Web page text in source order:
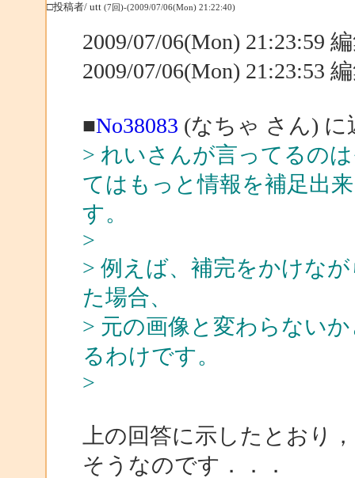
□投稿者/ utt (7回)-(2009/07/06(Mon) 21:22:40)
2009/07/06(Mon) 21:23:59
2009/07/06(Mon) 21:23:53
■No38083 (なちゃ さん) に
> れいさんが言ってるの
てはもっと情報を補足出
す。
>
> 例えば、補完をかけな
た場合、
> 元の画像と変わらない
るわけです。
>
上の回答に示したとおり
そうなのです．．．